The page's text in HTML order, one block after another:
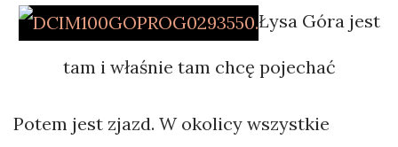
Łysa Góra jest
tam i właśnie tam chcę pojechać
Potem jest zjazd. W okolicy wszystkie